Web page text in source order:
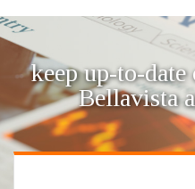
keep up-to-
Bellavista